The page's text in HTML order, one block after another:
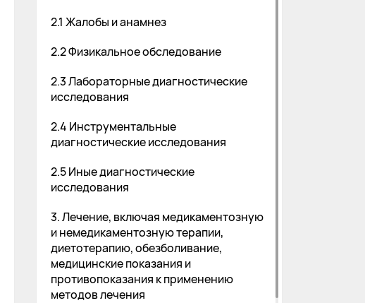
2.1 Жалобы и анамнез
2.2 Физикальное обследование
2.3 Лабораторные диагностические
исследования
2.4 Инструментальные
диагностические исследования
2.5 Иные диагностические
исследования
3. Лечение, включая медикаментозную
и немедикаментозную терапии,
диетотерапию, обезболивание,
медицинские показания и
противопоказания к применению
методов лечения